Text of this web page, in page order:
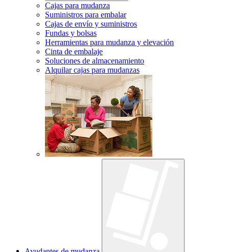
Cajas para mudanza
Suministros para embalar
Cajas de envío y suministros
Fundas y bolsas
Herramientas para mudanza y elevación
Cinta de embalaje
Soluciones de almacenamiento
Alquilar cajas para mudanzas